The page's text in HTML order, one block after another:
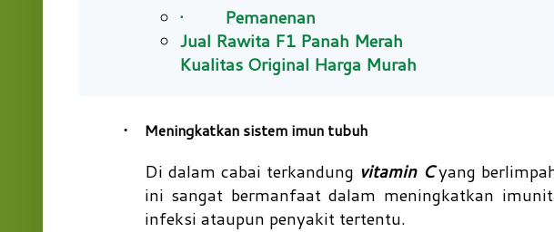
· Pemanenan
Jual Rawita F1 Panah Merah
Kualitas Original Harga Murah
· Meningkatkan sistem imun tubuh
Di dalam cabai terkandung vitamin Cyang
ini sangat bermanfaat dalam meningkatkan
infeksi ataupun penyakit tertentu.